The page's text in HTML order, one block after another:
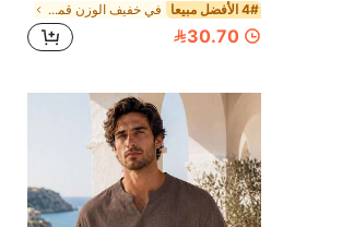
4# الأفضل مبيعا في خفيف الوزن قمصان رجالية
30.70